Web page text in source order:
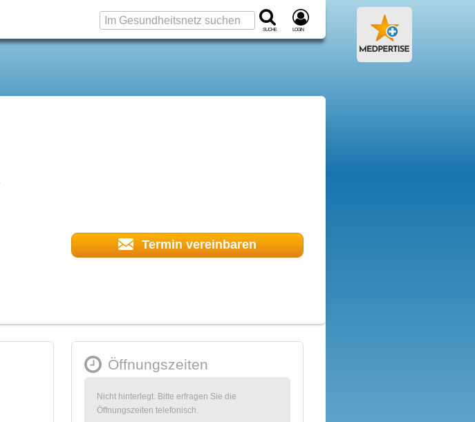
Suche Login
Termin vereinbaren
Öffnungszeiten
Nicht hinterlegt. Bitte erfragen Sie die
Öffnungszeiten telefonisch.